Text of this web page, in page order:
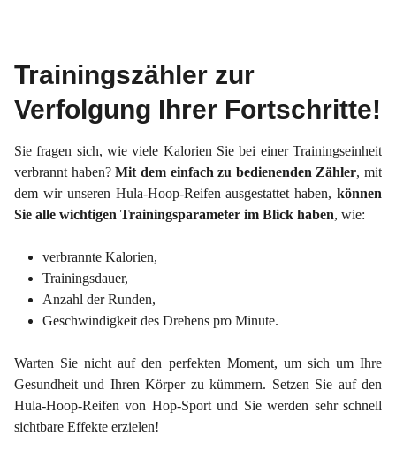
Trainingszähler zur
Verfolgung Ihrer Fortschritte!
Sie fragen sich, wie viele Kalorien Sie bei einer Trainingseinheit
verbrannt haben?Mit dem einfach zu bedienenden Zähler, mit
dem wir unseren Hula-Hoop-Reifen ausgestattet haben, können
Sie alle wichtigen Trainingsparameter im Blick haben, wie:
verbrannte Kalorien,
Trainingsdauer,
Anzahl der Runden,
Geschwindigkeit des Drehens pro Minute.
Warten Sie nicht auf den perfekten Moment, um sich um Ihre
Gesundheit und Ihren Körper zu kümmern. Setzen Sie auf den
Hula-Hoop-Reifen von Hop-Sport und Sie werden sehr schnell
sichtbare Effekte erzielen!